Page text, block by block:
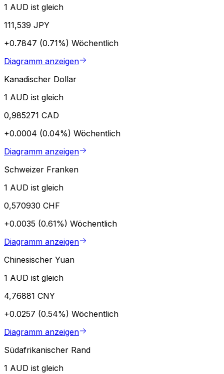
1 AUD ist gleich
111,539 JPY
+0.7847 (0.71%) Wöchentlich
Diagramm anzeigen
Kanadischer Dollar
1 AUD ist gleich
0,985271 CAD
+0.0004 (0.04%) Wöchentlich
Diagramm anzeigen
Schweizer Franken
1 AUD ist gleich
0,570930 CHF
+0.0035 (0.61%) Wöchentlich
Diagramm anzeigen
Chinesischer Yuan
1 AUD ist gleich
4,76881 CNY
+0.0257 (0.54%) Wöchentlich
Diagramm anzeigen
Südafrikanischer Rand
1 AUD ist gleich